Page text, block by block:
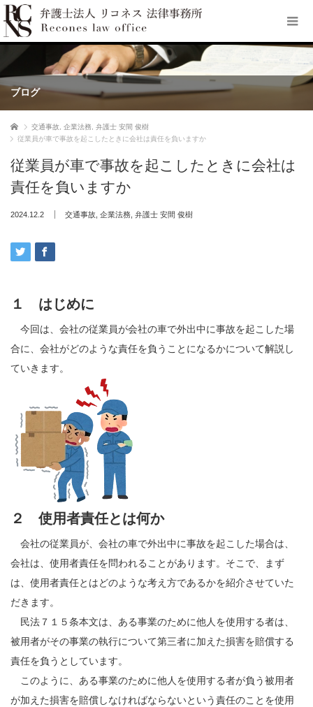
ブログ
ホーム 交通事故, 企業法務, 弁護士 安間 俊樹
従業員が車で事故を起こしたときに会社は責任を負いますか
従業員が車で事故を起こしたときに会社は
責任を負いますか
2024.12.2 交通事故 企業法務 弁護士 安間 俊樹
１ はじめに
今回は、会社の従業員が会社の車で外出中に事故を起こした場
合に、会社がどのような責任を負うことになるかについて解説し
ていきます。
２ 使用者責任とは何か
会社の従業員が、会社の車で外出中に事故を起こした場合は、
会社は、使用者責任を問われることがあります。そこで、まず
は、使用者責任とはどのような考え方であるかを紹介させていた
だきます。
民法７１５条本文は、ある事業のために他人を使用する者は、
被用者がその事業の執行について第三者に加えた損害を賠償する
責任を負うとしています。
このように、ある事業のために他人を使用する者が負う被用者
が加えた損害を賠償しなければならないという責任のことを使用